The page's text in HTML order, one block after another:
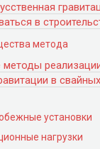
в
метода
методы
в свайных
установки
нагрузки